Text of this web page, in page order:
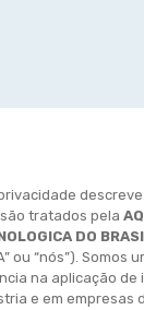
tratados pela
DO
ou “nós”). Somos
na aplicação de
e em empresas